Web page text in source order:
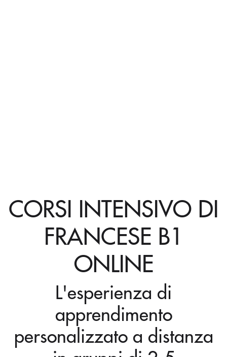
CORSI INTENSIVO DI
FRANCESE B1
ONLINE
L'esperienza di
apprendimento
personalizzato a distanza